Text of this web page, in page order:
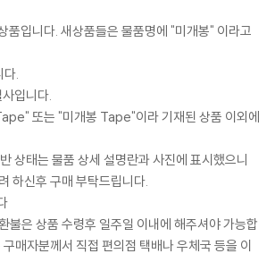
품입니다. 새상품들은 물품명에 "미개봉" 이라고
다.
입니다.
또는 "미개봉 Tape"이라 기재된 상품 이외에
상태는 물품 상세 설명란과 사진에 표시했으니
하신후 구매 부탁드립니다.
불은 상품 수령후 일주일 이내에 해주셔야 가능합
매자분께서 직접 편의점 택배나 우체국 등을 이